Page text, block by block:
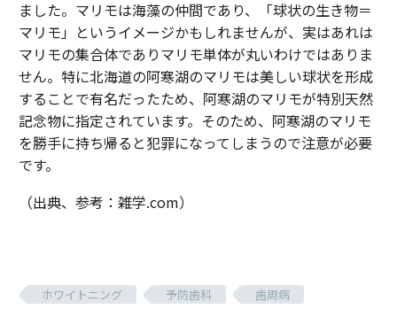
ました。マリモは海藻の仲間であり、「球状の生き物＝
マリモ」というイメージかもしれませんが、実はあれは
マリモの集合体でありマリモ単体が丸いわけではありま
せん。特に北海道の阿寒湖のマリモは美しい球状を形成
することで有名だったため、阿寒湖のマリモが特別天然
記念物に指定されています。そのため、阿寒湖のマリモ
を勝手に持ち帰ると犯罪になってしまうので注意が必要
です。
（出典、参考：雑学.com）
ホワイトニング 予防歯科 歯周病